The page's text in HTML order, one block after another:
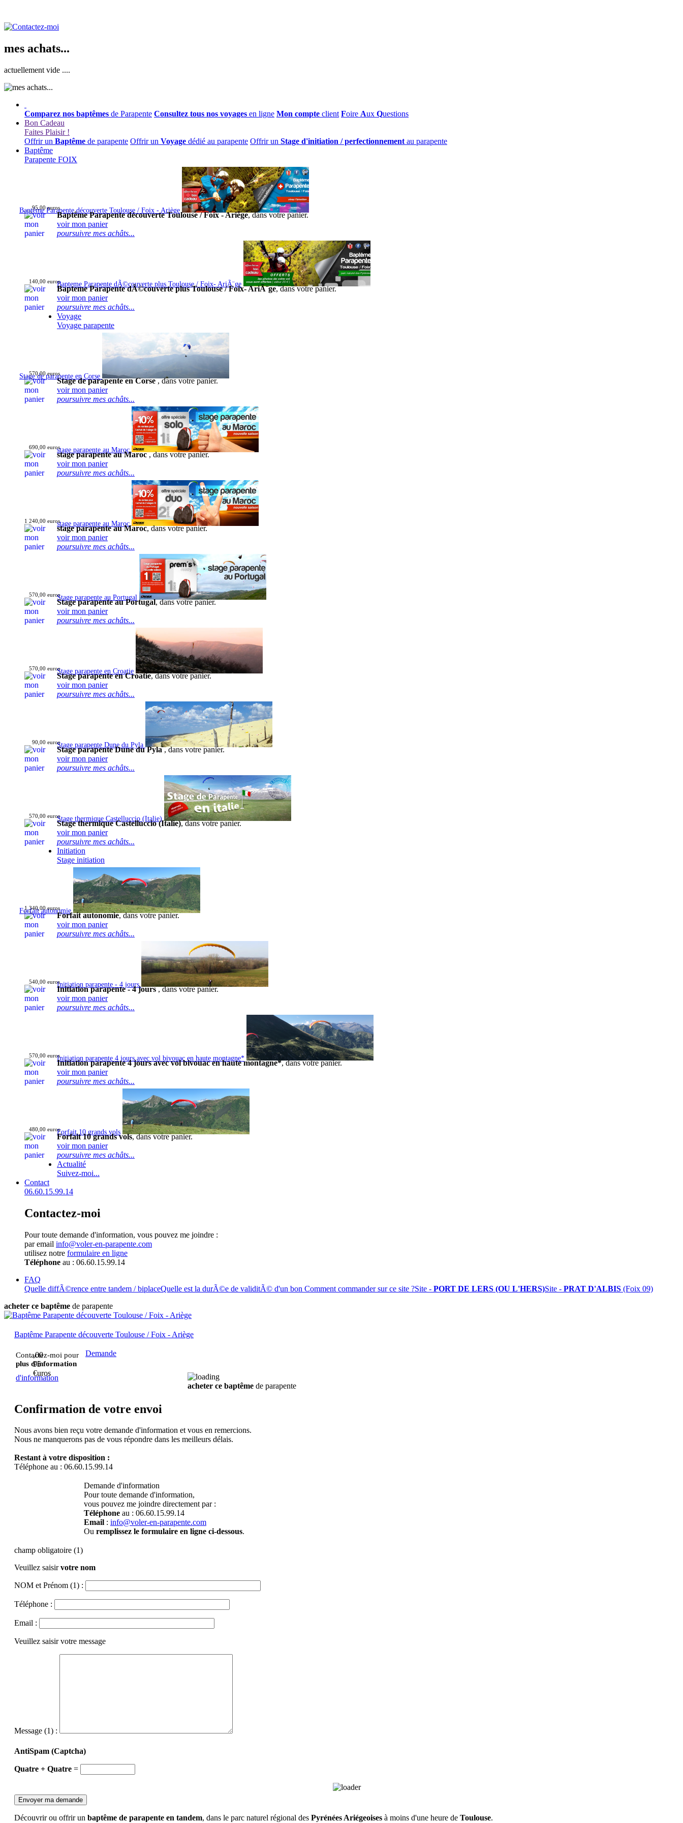
mes achats...
actuellement vide ....
Comparez nos baptêmes de Parapente Consultez tous nos voyages en ligne Mon compte client Foire Aux Questions
Bon Cadeau
Faites Plaisir !
Offrir un Baptême de parapente Offrir un Voyage dédié au parapente Offrir un Stage d'initiation / perfectionnement au parapente
Baptême
Parapente FOIX
Baptême Parapente découverte Toulouse / Foix - Ariège
95,00 euros
Baptême Parapente découverte Toulouse / Foix - Ariège, dans votre panier.
voir mon panier
poursuivre mes achâts...
Bapteme Parapente dÃ©couverte plus Toulouse / Foix- AriÃ¨ge
140,00 euros
Bapteme Parapente dÃ©couverte plus Toulouse / Foix- AriÃ¨ge, dans votre panier.
voir mon panier
poursuivre mes achâts...
Voyage
Voyage parapente
Stage de parapente en Corse
570,00 euros
Stage de parapente en Corse, dans votre panier.
voir mon panier
poursuivre mes achâts...
stage parapente au Maroc
690,00 euros
stage parapente au Maroc, dans votre panier.
voir mon panier
poursuivre mes achâts...
stage parapente au Maroc
1 240,00 euros
stage parapente au Maroc, dans votre panier.
voir mon panier
poursuivre mes achâts...
Stage parapente au Portugal
570,00 euros
Stage parapente au Portugal, dans votre panier.
voir mon panier
poursuivre mes achâts...
Stage parapente en Croatie
570,00 euros
Stage parapente en Croatie, dans votre panier.
voir mon panier
poursuivre mes achâts...
Stage parapente Dune du Pyla
90,00 euros
Stage parapente Dune du Pyla, dans votre panier.
voir mon panier
poursuivre mes achâts...
Stage thermique Castelluccio (Italie)
570,00 euros
Stage thermique Castelluccio (Italie), dans votre panier.
voir mon panier
poursuivre mes achâts...
Initiation
Stage initiation
Forfait autonomie
1 340,00 euros
Forfait autonomie, dans votre panier.
voir mon panier
poursuivre mes achâts...
Initiation parapente - 4 jours
540,00 euros
Initiation parapente - 4 jours, dans votre panier.
voir mon panier
poursuivre mes achâts...
Initiation parapente 4 jours avec vol bivouac en haute montagne*
570,00 euros
Initiation parapente 4 jours avec vol bivouac en haute montagne*, dans votre panier.
voir mon panier
poursuivre mes achâts...
Forfait 10 grands vols
480,00 euros
Forfait 10 grands vols, dans votre panier.
voir mon panier
poursuivre mes achâts...
Actualité
Suivez-moi...
Contact
06.60.15.99.14
Contactez-moi
Pour toute demande d'information, vous pouvez me joindre :
par email info@voler-en-parapente.com
utilisez notre formulaire en ligne
Téléphone au : 06.60.15.99.14
FAQ
Quelle diffÃ©rence entre tandem / biplaceQuelle est la durÃ©e de validitÃ© d'un bon Comment commander sur ce site ?Site - PORT DE LERS (OU L'HERS)Site - PRAT D'ALBIS (Foix 09)
acheter ce baptême de parapente
Baptême Parapente découverte Toulouse / Foix - Ariège
Contactez-moi pour
plus d'information
Demande
d'information
,00
95
€uros
acheter ce baptême de parapente
Confirmation de votre envoi
Nous avons bien reçu votre demande d'information et vous en remercions.
Nous ne manquerons pas de vous répondre dans les meilleurs délais.
Restant à votre disposition :
Téléphone au : 06.60.15.99.14
Demande d'information
Pour toute demande d'information,
vous pouvez me joindre directement par :
Téléphone au : 06.60.15.99.14
Email : info@voler-en-parapente.com
Ou remplissez le formulaire en ligne ci-dessous.
champ obligatoire (1)
Veuillez saisirvotre nom
NOM et Prénom (1) :
Téléphone :
Email :
Veuillez saisir votre message
Message (1) :
AntiSpam (Captcha)
Quatre + Quatre =
Découvrir ou offrir un baptême de parapente en tandem, dans le parc naturel régional des Pyrénées Ariégeoises à moins d'une heure de Toulouse.